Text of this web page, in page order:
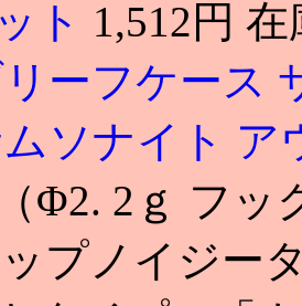
ト 1,512円
ーフケース
ソナイト ア
Φ2. 2ｇ フッ
ップノイジー